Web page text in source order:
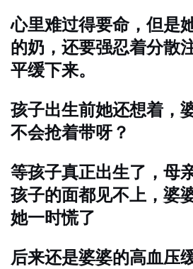
心里难过得要命，但是
的奶，还要强忍着分散
平缓下来。
孩子出生前她还想着，
不会抢着带呀？
等孩子真正出生了，母
孩子的面都见不上，婆
她一时慌了
后来还是婆婆的高血压